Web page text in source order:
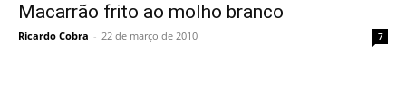
Macarrão frito ao molho branco
Ricardo Cobra - 22 de março de 2010 7